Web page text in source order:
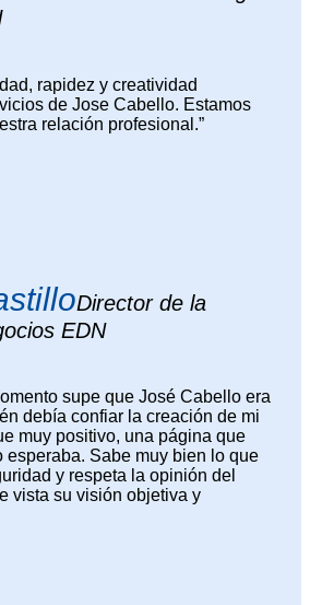
rapidez y creatividad
de Jose Cabello. Estamos
relación profesional.”
Director de la
EDN
supe que José Cabello era
debía confiar la creación de mi
muy positivo, una página que
esperaba. Sabe muy bien lo que
y respeta la opinión del
vista su visión objetiva y